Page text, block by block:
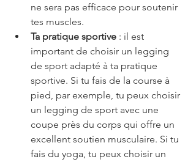
ne sera pas efficace pour soutenir
tes muscles.
Ta pratique sportive : il est
important de choisir un legging
de sport adapté à ta pratique
sportive. Si tu fais de la course à
pied, par exemple, tu peux choisir
un legging de sport avec une
coupe près du corps qui offre un
excellent soutien musculaire. Si tu
fais du yoga, tu peux choisir un